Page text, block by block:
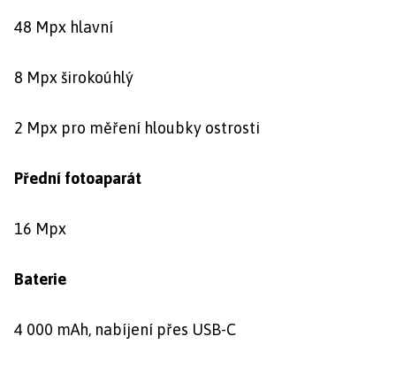
48 Mpx hlavní
8 Mpx širokoúhlý
2 Mpx pro měření hloubky ostrosti
Přední fotoaparát
16 Mpx
Baterie
4 000 mAh, nabíjení přes USB-C